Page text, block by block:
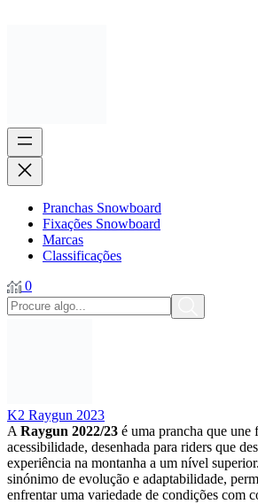
Pranchas Snowboard
Fixações Snowboard
Marcas
Classificações
0
K2 Raygun 2023
A Raygun 2022/23 é uma prancha que une
acessibilidade, desenhada para riders que
experiência na montanha a um nível
sinónimo de evolução e adaptabilidade,
enfrentar uma variedade de condições com